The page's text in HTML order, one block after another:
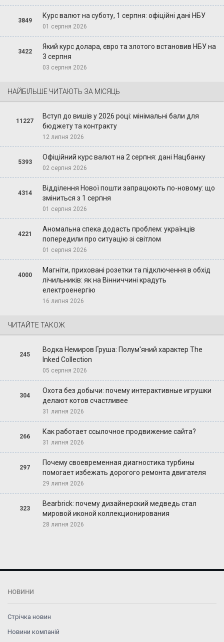
3849
Курс валют на суботу, 1 серпня: офіційні дані НБУ
01 серпня 2026
3422
Який курс долара, євро та злотого встановив НБУ на
3 серпня
03 серпня 2026
НАЙБІЛЬШЕ ЧИТАЮТЬ ЗА МІСЯЦЬ
11227
Вступ до вишів у 2026 році: мінімальні бали для
бюджету та контракту
12 липня 2026
5393
Офіційний курс валют на 2 серпня: дані Нацбанку
02 серпня 2026
4314
Відділення Нової пошти запрацюють по-новому: що
зміниться з 1 серпня
01 серпня 2026
4221
Аномальна спека додасть проблем: українців
попередили про ситуацію зі світлом
01 серпня 2026
4000
Магніти, приховані розетки та підключення в обхід
лічильників: як на Вінниччині крадуть
електроенергію
16 липня 2026
ЧИТАЙТЕ ТАКОЖ
245
Водка Немиров Груша: Полум'яний характер The
Inked Collection
05 серпня 2026
304
Охота без добычи: почему интерактивные игрушки
делают котов счастливее
31 липня 2026
266
Как работает ссылочное продвижение сайта?
31 липня 2026
297
Почему своевременная диагностика турбины
помогает избежать дорогого ремонта двигателя
29 липня 2026
323
Bearbrick: почему дизайнерский медведь стал
мировой иконой коллекционирования
28 липня 2026
НОВИНИ
Стрічка новин
Новини компаній